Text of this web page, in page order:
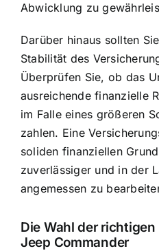
Abwicklung zu
Darüber hinaus sollten
Stabilität des
Überprüfen Sie, ob das
ausreichende finanzielle
im Falle eines größeren
zahlen. Eine
soliden finanziellen
zuverlässiger und in der
angemessen zu
Die Wahl der
Jeep Commander